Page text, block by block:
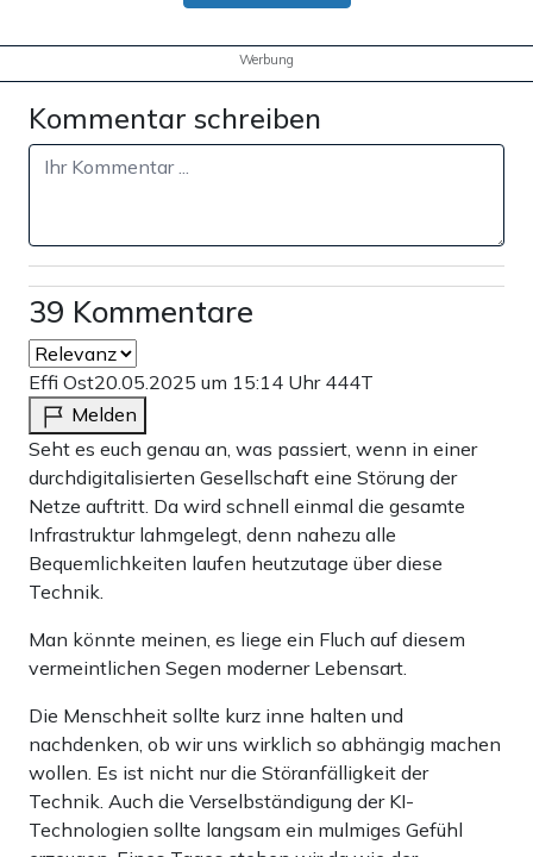
Werbung
Kommentar schreiben
39 Kommentare
Effi Ost20.05.2025 um 15:14 Uhr 444T
Melden
Seht es euch genau an, was passiert, wenn in einer
durchdigitalisierten Gesellschaft eine Störung der
Netze auftritt. Da wird schnell einmal die gesamte
Infrastruktur lahmgelegt, denn nahezu alle
Bequemlichkeiten laufen heutzutage über diese
Technik.
Man könnte meinen, es liege ein Fluch auf diesem
vermeintlichen Segen moderner Lebensart.
Die Menschheit sollte kurz inne halten und
nachdenken, ob wir uns wirklich so abhängig machen
wollen. Es ist nicht nur die Störanfälligkeit der
Technik. Auch die Verselbständigung der KI-
Technologien sollte langsam ein mulmiges Gefühl